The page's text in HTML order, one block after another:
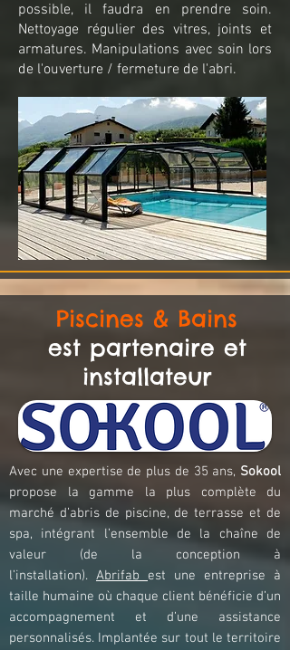
possible, il faudra en prendre soin.
Nettoyage régulier des vitres, joints et
armatures. Manipulations avec soin lors
de l'ouverture / fermeture de l'abri.
Piscines & Bains
est partenaire et
installateur
Avec une expertise de plus de 35 ans, Sokool
propose la gamme la plus complète du
marché d’abris de piscine, de terrasse et de
spa, intégrant l’ensemble de la chaîne de
valeur (de la conception à
l’installation). Abrifab est une entreprise à
taille humaine où chaque client bénéficie d’un
accompagnement et d’une assistance
personnalisés. Implantée sur tout le territoire